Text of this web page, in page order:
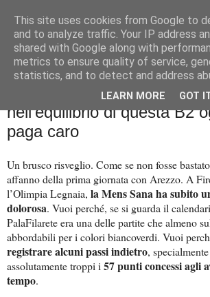
Palla al cerchio
lunedì 7 ottobre 2024
Condizione e difesa: Mens
nell'equilibrio di questa B2
paga caro
Un brusco risveglio. Come se non fosse
affanno della prima giornata con Arezzo. A
l’Olimpia Legnaia, la Mens Sana ha subito
dolorosa. Vuoi perché, se si guarda il
PalaFilarete era una delle partite che almeno
abbordabili per i colori biancoverdi. Vuoi
registrare alcuni passi indietro,
assolutamente troppi i 57 punti concessi agli
tempo.
This site uses cookies from Google to
and to analyze traffic. Your IP address
shared with Google along with
metrics to ensure quality of service,
statistics, and to detect and address
LEARN MORE GOT